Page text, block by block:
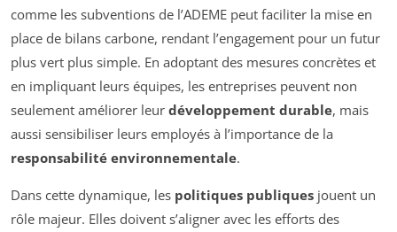
comme les subventions de l’ADEME peut faciliter la mise en
place de bilans carbone, rendant l’engagement pour un futur
plus vert plus simple. En adoptant des mesures concrètes et
en impliquant leurs équipes, les entreprises peuvent non
seulement améliorer leur développement durable, mais
aussi sensibiliser leurs employés à l’importance de la
responsabilité environnementale.
Dans cette dynamique, les politiques publiques jouent un
rôle majeur. Elles doivent s’aligner avec les efforts des